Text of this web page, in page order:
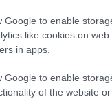
Google to enable
like cookies on web
in apps.
Google to enable
of the website or
helyett 11 forintot
egy speciális
a zacskóra, ami
természetesen